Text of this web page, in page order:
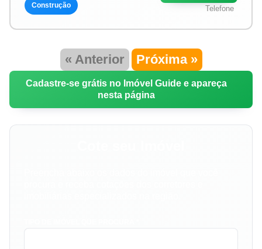
Construção Telefone
« Anterior Próxima »
Cadastre-se grátis no Imóvel Guide e apareça
nesta página